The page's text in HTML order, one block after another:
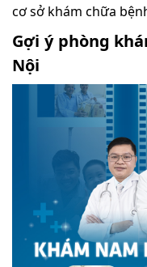
cơ sở khám chữa
Gợi ý phòng
Nội